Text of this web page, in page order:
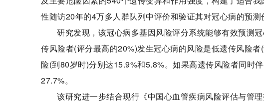
性随访20年的4万多人群队列中评价和验证其对冠心病的预测
研究发现，该冠心病多基因风险评分系统能够有效预测
传风险者(评分最高的20%)发生冠心病的风险是低遗传风险
险(到80岁时)分别达15.9%和5.8%。如果高遗传风险者同时
27.7%。
该研究进一步结合现行《中国心血管疾病风险评估与管